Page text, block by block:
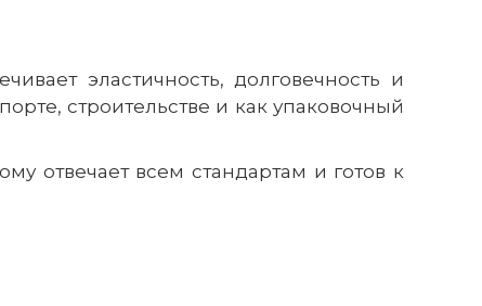
эластичность, долговечность и
строительстве и как упаковочный
отвечает всем стандартам и готов к